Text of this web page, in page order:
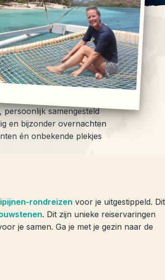
persoonlijk samengesteld
en bijzonder overnachten
én onbekende plekjes
rondreizen voor je uitgestippeld. Dit
. Dit zijn unieke reiservaringen
je samen. Ga je met je gezin naar de